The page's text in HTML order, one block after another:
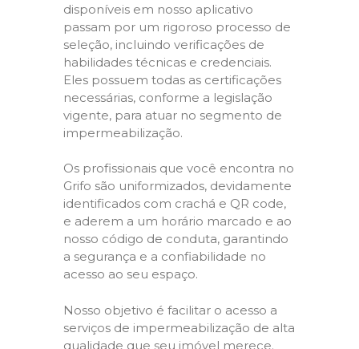
disponíveis em nosso aplicativo
passam por um rigoroso processo de
seleção, incluindo verificações de
habilidades técnicas e credenciais.
Eles possuem todas as certificações
necessárias, conforme a legislação
vigente, para atuar no segmento de
impermeabilização.
Os profissionais que você encontra no
Grifo são uniformizados, devidamente
identificados com crachá e QR code,
e aderem a um horário marcado e ao
nosso código de conduta, garantindo
a segurança e a confiabilidade no
acesso ao seu espaço.
Nosso objetivo é facilitar o acesso a
serviços de impermeabilização de alta
qualidade que seu imóvel merece.